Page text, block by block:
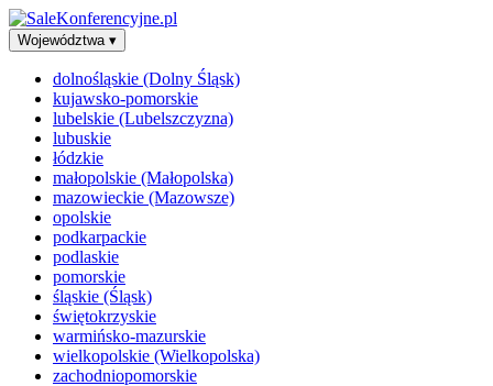
Województwa ▾
dolnośląskie (Dolny Śląsk)
kujawsko-pomorskie
lubelskie (Lubelszczyzna)
lubuskie
łódzkie
małopolskie (Małopolska)
mazowieckie (Mazowsze)
opolskie
podkarpackie
podlaskie
pomorskie
śląskie (Śląsk)
świętokrzyskie
warmińsko-mazurskie
wielkopolskie (Wielkopolska)
zachodniopomorskie